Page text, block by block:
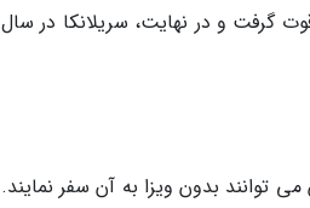
گرفت و در نهایت، سریلانکا در سال
توانند بدون ویزا به آن سفر نمایند.